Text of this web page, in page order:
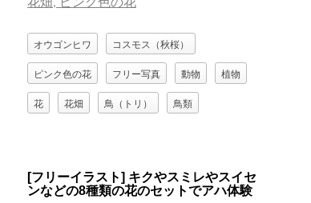
オウゴンヒワ コスモス（秋桜）
ピンク色の花 フリー写真 動物 植物
花 花畑 鳥（トリ） 鳥類
[フリーイラスト] キクやスミレやスイセ
ンなどの8種類の花のセットでアハ体験